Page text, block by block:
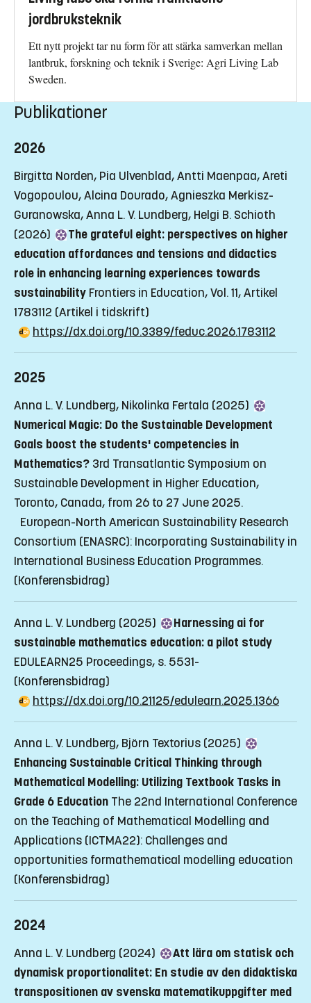
jordbruksteknik
Ett nytt projekt tar nu form för att stärka samverkan mellan
lantbruk, forskning och teknik i Sverige: Agri Living Lab
Sweden.
Publikationer
2026
Birgitta Norden, Pia Ulvenblad, Antti Maenpaa, Areti
Vogopoulou, Alcina Dourado, Agnieszka Merkisz-
Guranowska, Anna L. V. Lundberg, Helgi B. Schioth
(2026)
The grateful eight: perspectives on higher
education affordances and tensions and didactics
role in enhancing learning experiences towards
sustainability Frontiers in Education, Vol. 11, Artikel
1783112 (Artikel i tidskrift)
https://dx.doi.org/10.3389/feduc.2026.1783112
2025
Anna L. V. Lundberg, Nikolinka Fertala (2025)
Numerical Magic: Do the Sustainable Development
Goals boost the students' competencies in
Mathematics? 3rd Transatlantic Symposium on
Sustainable Development in Higher Education,
Toronto, Canada, from 26 to 27 June 2025.
European-North American Sustainability Research
Consortium (ENASRC): Incorporating Sustainability in
International Business Education Programmes.
(Konferensbidrag)
Anna L. V. Lundberg (2025)
Harnessing ai for
sustainable mathematics education: a pilot study
EDULEARN25 Proceedings, s. 5531-
(Konferensbidrag)
https://dx.doi.org/10.21125/edulearn.2025.1366
Anna L. V. Lundberg, Björn Textorius (2025)
Enhancing Sustainable Critical Thinking through
Mathematical Modelling: Utilizing Textbook Tasks in
Grade 6 Education The 22nd International Conference
on the Teaching of Mathematical Modelling and
Applications (ICTMA22): Challenges and
opportunities formathematical modelling education
(Konferensbidrag)
2024
Anna L. V. Lundberg (2024)
Att lära om statisk och
dynamisk proportionalitet: En studie av den didaktiska
transpositionen av svenska matematikuppgifter med